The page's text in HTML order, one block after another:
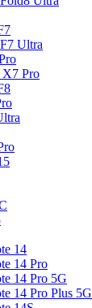
Ultra
X7 Pro
14
14 Pro
14 Pro 5G
14 Pro Plus 5G